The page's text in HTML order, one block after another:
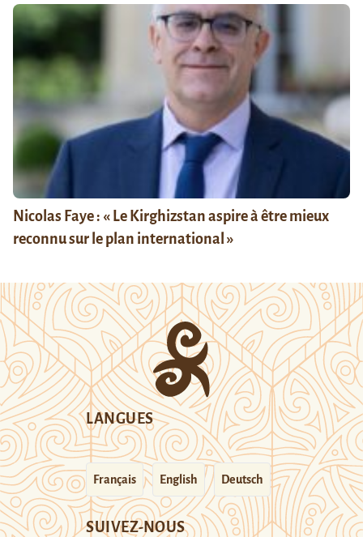
Nicolas Faye : « Le Kirghizstan aspire à être mieux
reconnu sur le plan international »
LANGUES
Français English Deutsch
SUIVEZ-NOUS